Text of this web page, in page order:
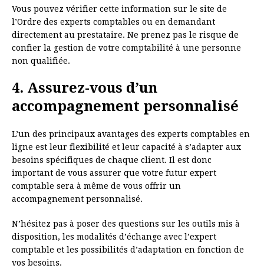
Vous pouvez vérifier cette information sur le site de
l’Ordre des experts comptables ou en demandant
directement au prestataire. Ne prenez pas le risque de
confier la gestion de votre comptabilité à une personne
non qualifiée.
4. Assurez-vous d’un
accompagnement personnalisé
L’un des principaux avantages des experts comptables en
ligne est leur flexibilité et leur capacité à s’adapter aux
besoins spécifiques de chaque client. Il est donc
important de vous assurer que votre futur expert
comptable sera à même de vous offrir un
accompagnement personnalisé.
N’hésitez pas à poser des questions sur les outils mis à
disposition, les modalités d’échange avec l’expert
comptable et les possibilités d’adaptation en fonction de
vos besoins.